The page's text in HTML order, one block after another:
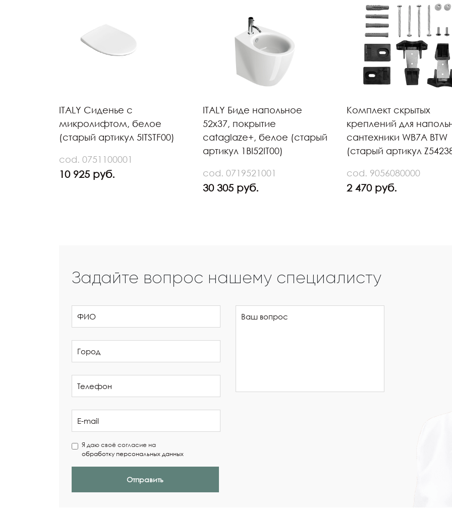
ITALY Сиденье с
микролифтом, белое
(старый артикул 5ITSTF00)
cod. 0751100001
10 925 руб.
ITALY Биде напольное
52х37, покрытие
cataglaze+, белое (старый
артикул 1BI52IT00)
cod. 0719521001
30 305 руб.
Комплект скрытых
креплений для
сантехники WB7A BTW
(старый артикул
cod. 9056080000
2 470 руб.
Задайте вопрос нашему специалисту
Я даю своё согласие на
обработку персональных данных
Отправить